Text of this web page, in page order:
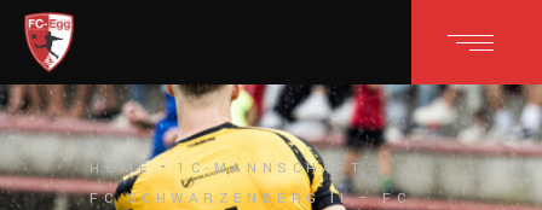
HOME
1C-MANNSCHAFT
FC SCHWARZENBERG II – FC